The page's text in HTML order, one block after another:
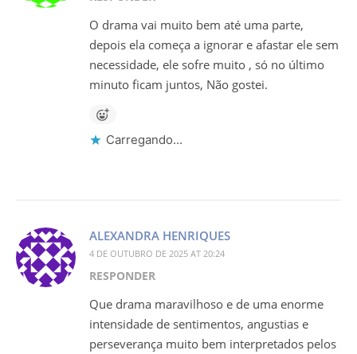
O drama vai muito bem até uma parte,
depois ela começa a ignorar e afastar ele sem
necessidade, ele sofre muito , só no último
minuto ficam juntos, Não gostei.
Carregando...
ALEXANDRA HENRIQUES
4 DE OUTUBRO DE 2025 AT 20:24
RESPONDER
Que drama maravilhoso e de uma enorme
intensidade de sentimentos, angustias e
perseverança muito bem interpretados pelos